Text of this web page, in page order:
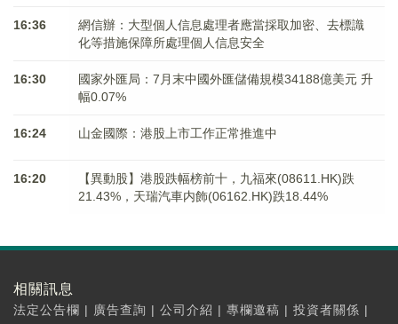
16:36
網信辦：大型個人信息處理者應當採取加密、去標識
化等措施保障所處理個人信息安全
16:30
國家外匯局：7月末中國外匯儲備規模34188億美元 升
幅0.07%
16:24 山金國際：港股上市工作正常推進中
16:20
【異動股】港股跌幅榜前十，九福來(08611.HK)跌
21.43%，天瑞汽車内飾(06162.HK)跌18.44%
相關訊息
法定公告欄 | 廣告查詢 | 公司介紹 | 專欄邀稿 | 投資者關係 |